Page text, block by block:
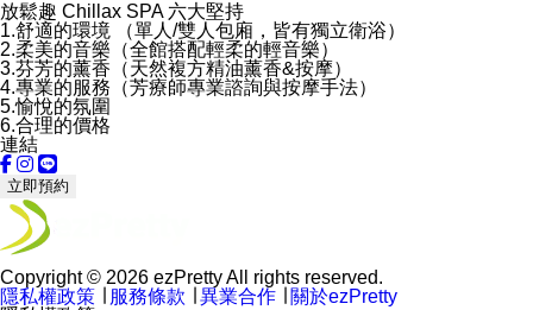
放鬆趣 Chillax SPA 六大堅持
1.舒適的環境 （單人/雙人包廂，皆有獨立衛浴）
2.柔美的音樂（全館搭配輕柔的輕音樂）
3.芬芳的薰香（天然複方精油薰香&按摩）
4.專業的服務（芳療師專業諮詢與按摩手法）
5.愉悅的氛圍
6.合理的價格
連結
立即預約
Copyright © 2026 ezPretty All rights reserved.
隱私權政策
服務條款 異業合作
關於ezPretty